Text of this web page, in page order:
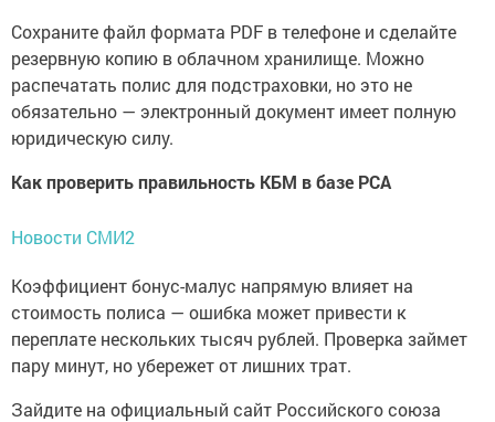
Сохраните файл формата PDF в телефоне и сделайте
резервную копию в облачном хранилище. Можно
распечатать полис для подстраховки, но это не
обязательно — электронный документ имеет полную
юридическую силу.
Как проверить правильность КБМ в базе РСА
Новости СМИ2
Коэффициент бонус-малус напрямую влияет на
стоимость полиса — ошибка может привести к
переплате нескольких тысяч рублей. Проверка займет
пару минут, но убережет от лишних трат.
Зайдите на официальный сайт Российского союза